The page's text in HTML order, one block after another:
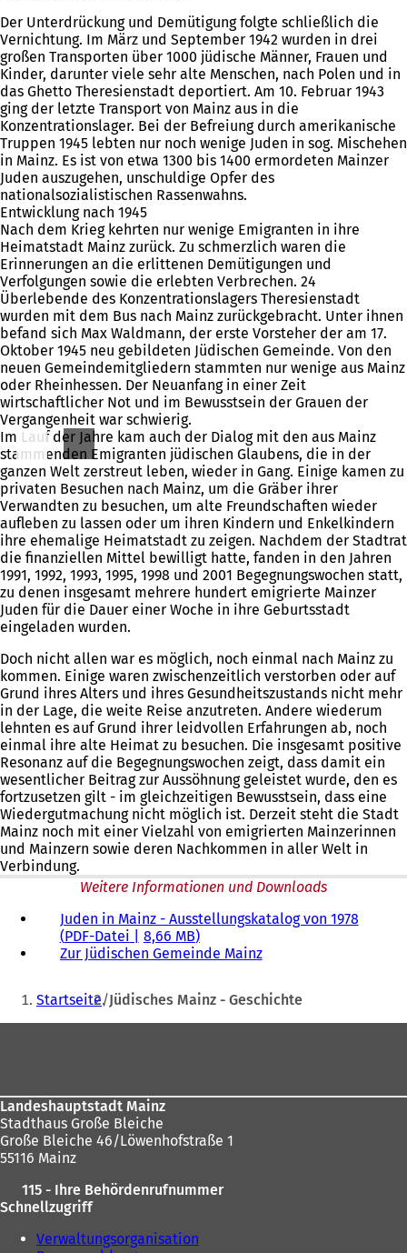
Der Unterdrückung und Demütigung folgte schließlich die
Vernichtung. Im März und September 1942 wurden in drei
großen Transporten über 1000 jüdische Männer, Frauen und
Kinder, darunter viele sehr alte Menschen, nach Polen und in
das Ghetto Theresienstadt deportiert. Am 10. Februar 1943
ging der letzte Transport von Mainz aus in die
Konzentrationslager. Bei der Befreiung durch amerikanische
Truppen 1945 lebten nur noch wenige Juden in sog. Mischehen
in Mainz. Es ist von etwa 1300 bis 1400 ermordeten Mainzer
Juden auszugehen, unschuldige Opfer des
nationalsozialistischen Rassenwahns.
Entwicklung nach 1945
Nach dem Krieg kehrten nur wenige Emigranten in ihre
Heimatstadt Mainz zurück. Zu schmerzlich waren die
Erinnerungen an die erlittenen Demütigungen und
Verfolgungen sowie die erlebten Verbrechen. 24
Überlebende des Konzentrationslagers Theresienstadt
wurden mit dem Bus nach Mainz zurückgebracht. Unter ihnen
befand sich Max Waldmann, der erste Vorsteher der am 17.
Oktober 1945 neu gebildeten Jüdischen Gemeinde. Von den
neuen Gemeindemitgliedern stammten nur wenige aus Mainz
oder Rheinhessen. Der Neuanfang in einer Zeit
wirtschaftlicher Not und im Bewusstsein der Grauen der
Vergangenheit war schwierig.
Im Lauf der Jahre kam auch der Dialog mit den aus Mainz
stammenden Emigranten jüdischen Glaubens, die in der
ganzen Welt zerstreut leben, wieder in Gang. Einige kamen zu
privaten Besuchen nach Mainz, um die Gräber ihrer
Verwandten zu besuchen, um alte Freundschaften wieder
aufleben zu lassen oder um ihren Kindern und Enkelkindern
ihre ehemalige Heimatstadt zu zeigen. Nachdem der Stadtrat
die finanziellen Mittel bewilligt hatte, fanden in den Jahren
1991, 1992, 1993, 1995, 1998 und 2001 Begegnungswochen statt,
zu denen insgesamt mehrere hundert emigrierte Mainzer
Juden für die Dauer einer Woche in ihre Geburtsstadt
eingeladen wurden.
Doch nicht allen war es möglich, noch einmal nach Mainz zu
kommen. Einige waren zwischenzeitlich verstorben oder auf
Grund ihres Alters und ihres Gesundheitszustands nicht mehr
in der Lage, die weite Reise anzutreten. Andere wiederum
lehnten es auf Grund ihrer leidvollen Erfahrungen ab, noch
einmal ihre alte Heimat zu besuchen. Die insgesamt positive
Resonanz auf die Begegnungswochen zeigt, dass damit ein
wesentlicher Beitrag zur Aussöhnung geleistet wurde, den es
fortzusetzen gilt - im gleichzeitigen Bewusstsein, dass eine
Wiedergutmachung nicht möglich ist. Derzeit steht die Stadt
Mainz noch mit einer Vielzahl von emigrierten Mainzerinnen
und Mainzern sowie deren Nachkommen in aller Welt in
Verbindung.
Weitere Informationen und Downloads
Juden in Mainz - Ausstellungskatalog von 1978
PDF-Datei
8,66 MB
Zur Jüdischen Gemeinde Mainz(
f
n
n
Sie
befinden
Startseite Jüdisches Mainz - Geschichte
Landeshauptstadt Mainz
Stadthaus Große Bleiche
Große Bleiche 46/Löwenhofstraße 1
55116 Mainz
115 - Ihre Behördenrufnummer
Schnellzugriff
Verwaltungsorganisation